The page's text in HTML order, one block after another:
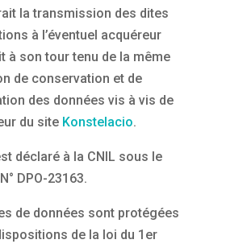
la transmission des dites
à l’éventuel acquéreur
à son tour tenu de la même
de conservation et de
des données vis à vis de
du site Konstelacio.
déclaré à la CNIL sous le
DPO-23163.
de données sont protégées
de la loi du 1er